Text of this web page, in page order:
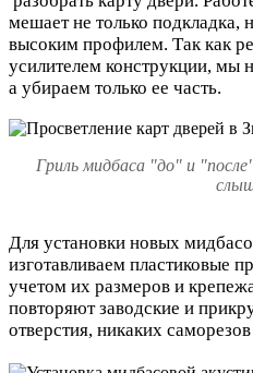
мешает не только подкладка,
высоким профилем. Так как
усилителем конструкции, мы
а убираем только ее часть.
Гриль мидбаса "до" и
Для установки новых
изготавливаем пластиковые
учетом их размеров и
повторяют заводские и
отверстия, никаких саморезов